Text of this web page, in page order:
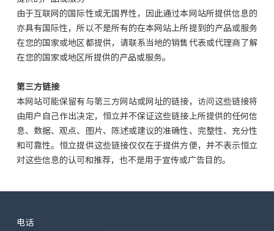
由于互联网的国际性或无国界性，因此通过本网站所提供信息的
亦具有国际性，所以不是所有的在本网站上所提到的产品或服务
在您的国家或地区都提供，请联系当地的销售代表或代理商了解
在您的国家或地区所提供的产品或服务。
第三方链接
本网站可能保留有与第三方网站或网址的链接，访问这些链接将
由用户自己作出决定，恒立并不保证这些链接上所提供的任何信
息、数据、观点、图片、陈述或建议的准确性、完整性、充分性
和可靠性。恒立提供这些链接仅仅在于提供方便，并不表示恒立
对这些信息的认可和推荐，也不是用于宣传或广告目的。
电话